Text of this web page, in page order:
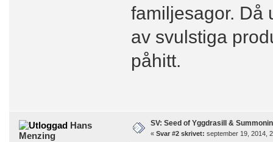
familjesagor. Då
av svulstiga
påhitt.
Hans
Menzing
SV: Seed of Yggdrasill &
« Svar #2 skrivet: september 19, 2014,